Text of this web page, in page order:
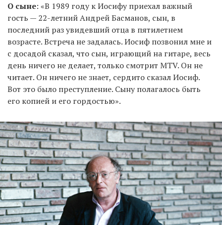
О сыне: «В 1989 году к Иосифу приехал важный
гость — 22-летний Андрей Басманов, сын, в
последний раз увидевший отца в пятилетнем
возрасте. Встреча не задалась. Иосиф позвонил мне и
с досадой сказал, что сын, играющий на гитаре, весь
день ничего не делает, только смотрит MTV. Он не
читает. Он ничего не знает, сердито сказал Иосиф.
Вот это было преступление. Сыну полагалось быть
его копией и его гордостью».